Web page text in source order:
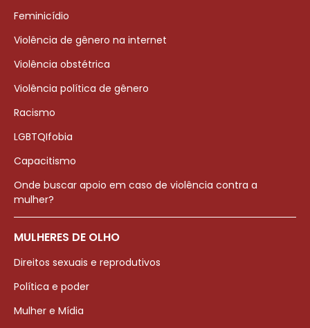
Feminicídio
Violência de gênero na internet
Violência obstétrica
Violência política de gênero
Racismo
LGBTQIfobia
Capacitismo
Onde buscar apoio em caso de violência contra a
mulher?
MULHERES DE OLHO
Direitos sexuais e reprodutivos
Política e poder
Mulher e Mídia